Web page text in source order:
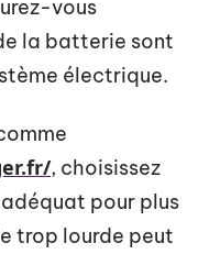
vous
la batterie sont
électrique.
, choisissez
pour plus
trop lourde peut